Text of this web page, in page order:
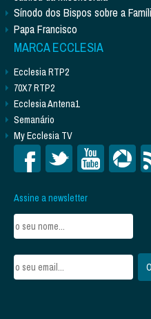
Sínodo dos Bispos sobre a
Papa Francisco
MARCA ECCLESIA
Ecclesia RTP2
70X7 RTP2
Ecclesia Antena1
Semanário
My Ecclesia TV
Assine a newsletter